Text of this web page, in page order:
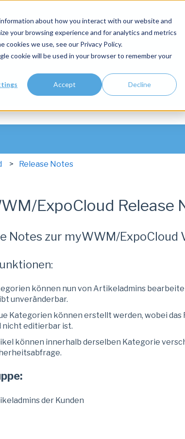
about how you interact with our website and
your browsing experience and for analytics and metrics
we use, see our Privacy Policy.
cookie will be used in your browser to remember your
Accept Decline
Release Notes
ExpoCloud Release
Notes zur myWWM/ExpoCloud
können nun von Artikeladmins
unveränderbar.
Kategorien können erstellt werden, wobei
nicht editierbar ist.
können innerhalb derselben Kategorie
der Kunden